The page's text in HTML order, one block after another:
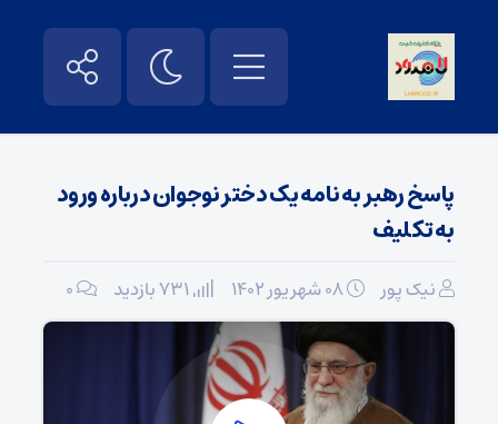
پاسخ رهبر به نامه یک دختر نوجوان درباره ورود
به تکلیف
نیک پور ۰